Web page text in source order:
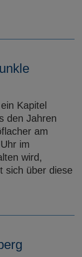
Kapitel
den Jahren
am
im
wird,
sich über diese